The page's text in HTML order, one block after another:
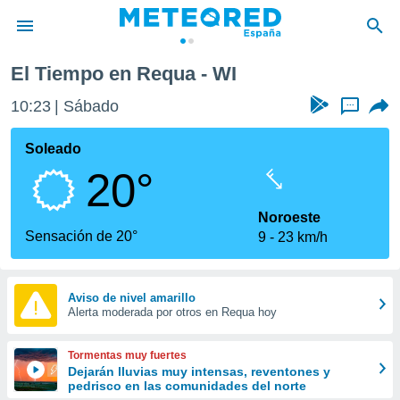
de
por
que se
calidad.
a este
las
y
forma
digital
basada
El Tiempo en Requa - WI
10:23 Sábado ...
Soleado
20°
Sensación de 20°
Noroeste
9
23 km/h
Aviso de nivel amarillo
Alerta moderada por otros en Requa hoy
Tormentas muy fuertes
Dejarán lluvias muy intensas, reventones y
pedrisco en las comunidades del norte